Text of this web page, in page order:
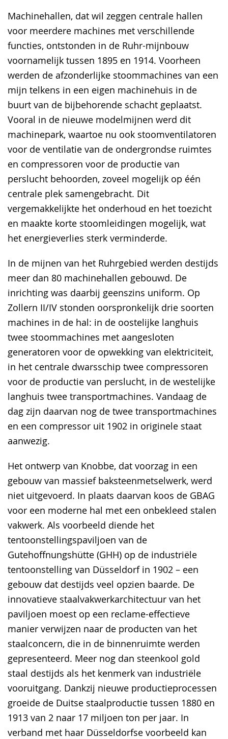
Machinehallen, dat wil zeggen centrale hallen
voor meerdere machines met verschillende
functies, ontstonden in de Ruhr-mijnbouw
voornamelijk tussen 1895 en 1914. Voorheen
werden de afzonderlijke stoommachines van een
mijn telkens in een eigen machinehuis in de
buurt van de bijbehorende schacht geplaatst.
Vooral in de nieuwe modelmijnen werd dit
machinepark, waartoe nu ook stoomventilatoren
voor de ventilatie van de ondergrondse ruimtes
en compressoren voor de productie van
perslucht behoorden, zoveel mogelijk op één
centrale plek samengebracht. Dit
vergemakkelijkte het onderhoud en het toezicht
en maakte korte stoomleidingen mogelijk, wat
het energieverlies sterk verminderde.
In de mijnen van het Ruhrgebied werden destijds
meer dan 80 machinehallen gebouwd. De
inrichting was daarbij geenszins uniform. Op
Zollern II/IV stonden oorspronkelijk drie soorten
machines in de hal: in de oostelijke langhuis
twee stoommachines met aangesloten
generatoren voor de opwekking van elektriciteit,
in het centrale dwarsschip twee compressoren
voor de productie van perslucht, in de westelijke
langhuis twee transportmachines. Vandaag de
dag zijn daarvan nog de twee transportmachines
en een compressor uit 1902 in originele staat
aanwezig.
Het ontwerp van Knobbe, dat voorzag in een
gebouw van massief baksteenmetselwerk, werd
niet uitgevoerd. In plaats daarvan koos de GBAG
voor een moderne hal met een onbekleed stalen
vakwerk. Als voorbeeld diende het
tentoonstellingspaviljoen van de
Gutehoffnungshütte (GHH) op de industriële
tentoonstelling van Düsseldorf in 1902 – een
gebouw dat destijds veel opzien baarde. De
innovatieve staalvakwerkarchitectuur van het
paviljoen moest op een reclame-effectieve
manier verwijzen naar de producten van het
staalconcern, die in de binnenruimte werden
gepresenteerd. Meer nog dan steenkool gold
staal destijds als het kenmerk van industriële
vooruitgang. Dankzij nieuwe productieprocessen
groeide de Duitse staalproductie tussen 1880 en
1913 van 2 naar 17 miljoen ton per jaar. In
verband met haar Düsseldorfse voorbeeld kan
wechseln.
Deutscher
Gebärdensprache
wird
angezeigt.